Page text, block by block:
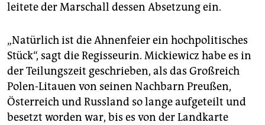
leitete der Marschall dessen Absetzung ein.
„Natürlich ist die Ahnenfeier ein hochpolitisches
Stück“, sagt die Regisseurin. Mickiewicz habe es in
der Teilungszeit geschrieben, als das Großreich
Polen-Litauen von seinen Nachbarn Preußen,
Österreich und Russland so lange aufgeteilt und
besetzt worden war, bis es von der Landkarte